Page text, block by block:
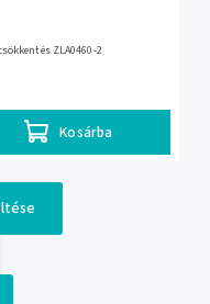
Kosárba
ZLA0460-2